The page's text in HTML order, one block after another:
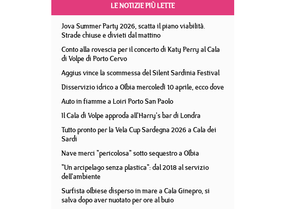
LE NOTIZIE PIÙ LETTE
Jova Summer Party 2026, scatta il piano viabilità.
Strade chiuse e divieti dal mattino
Conto alla rovescia per il concerto di Katy Perry al Cala
di Volpe di Porto Cervo
Aggius vince la scommessa del Silent Sardinia Festival
Disservizio idrico a Olbia mercoledì 10 aprile, ecco dove
Auto in fiamme a Loiri Porto San Paolo
Il Cala di Volpe approda all'Harry's bar di Londra
Tutto pronto per la Vela Cup Sardegna 2026 a Cala dei
Sardi
Nave merci "pericolosa" sotto sequestro a Olbia
"Un arcipelago senza plastica": dal 2018 al servizio
dell'ambiente
Surfista olbiese disperso in mare a Cala Ginepro, si
salva dopo aver nuotato per ore al buio